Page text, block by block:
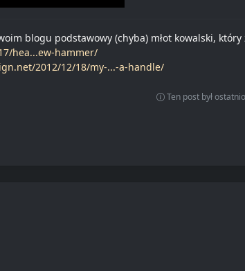
blogu podstawowy (chyba) młot kowalski,
hea...ew-hammer/
2012/12/18/my-...-a-handle/
Ten post był